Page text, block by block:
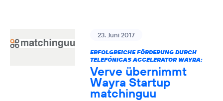
23. Juni 2017
ERFOLGREICHE FÖRDERUNG DURCH
TELEFÓNICAS ACCELERATOR WAYRA:
Verve übernimmt
Wayra Startup
matchinguu